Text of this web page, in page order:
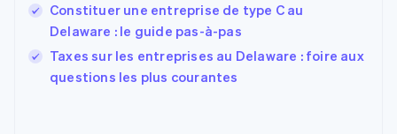
Constituer une entreprise de type C au
Delaware : le guide pas-à-pas
Taxes sur les entreprises au Delaware : foire aux
questions les plus courantes
FrançaisEnglish
Gibraltar
English
Grèce
English